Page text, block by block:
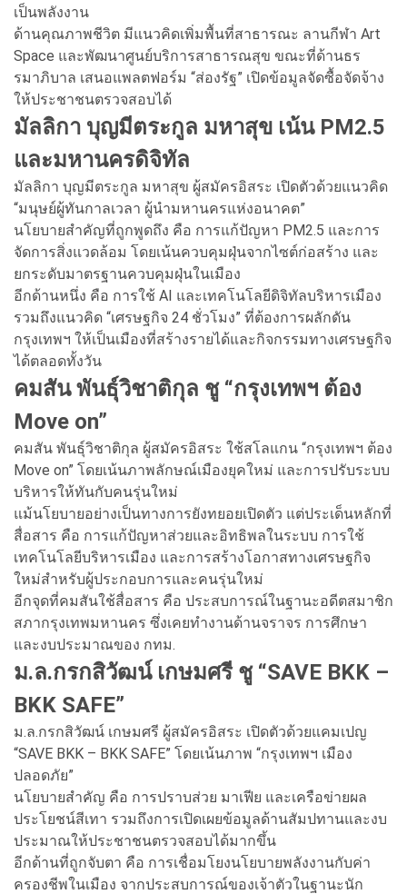
เป็นพลังงาน
ด้านคุณภาพชีวิต มีแนวคิดเพิ่มพื้นที่สาธารณะ ลานกีฬา Art
Space และพัฒนาศูนย์บริการสาธารณสุข ขณะที่ด้านธร
รมาภิบาล เสนอแพลตฟอร์ม “ส่องรัฐ” เปิดข้อมูลจัดซื้อจัดจ้าง
ให้ประชาชนตรวจสอบได้
มัลลิกา บุญมีตระกูล มหาสุข เน้น PM2.5
และมหานครดิจิทัล
มัลลิกา บุญมีตระกูล มหาสุข ผู้สมัครอิสระ เปิดตัวด้วยแนวคิด
“มนุษย์ผู้ทันกาลเวลา ผู้นำมหานครแห่งอนาคต”
นโยบายสำคัญที่ถูกพูดถึง คือ การแก้ปัญหา PM2.5 และการ
จัดการสิ่งแวดล้อม โดยเน้นควบคุมฝุ่นจากไซต์ก่อสร้าง และ
ยกระดับมาตรฐานควบคุมฝุ่นในเมือง
อีกด้านหนึ่ง คือ การใช้ AI และเทคโนโลยีดิจิทัลบริหารเมือง
รวมถึงแนวคิด “เศรษฐกิจ 24 ชั่วโมง” ที่ต้องการผลักดัน
กรุงเทพฯ ให้เป็นเมืองที่สร้างรายได้และกิจกรรมทางเศรษฐกิจ
ได้ตลอดทั้งวัน
คมสัน พันธุ์วิชาติกุล ชู “กรุงเทพฯ ต้อง
Move on”
คมสัน พันธุ์วิชาติกุล ผู้สมัครอิสระ ใช้สโลแกน “กรุงเทพฯ ต้อง
Move on” โดยเน้นภาพลักษณ์เมืองยุคใหม่ และการปรับระบบ
บริหารให้ทันกับคนรุ่นใหม่
แม้นโยบายอย่างเป็นทางการยังทยอยเปิดตัว แต่ประเด็นหลักที่
สื่อสาร คือ การแก้ปัญหาส่วยและอิทธิพลในระบบ การใช้
เทคโนโลยีบริหารเมือง และการสร้างโอกาสทางเศรษฐกิจ
ใหม่สำหรับผู้ประกอบการและคนรุ่นใหม่
อีกจุดที่คมสันใช้สื่อสาร คือ ประสบการณ์ในฐานะอดีตสมาชิก
สภากรุงเทพมหานคร ซึ่งเคยทำงานด้านจราจร การศึกษา
และงบประมาณของ กทม.
ม.ล.กรกสิวัฒน์ เกษมศรี ชู “SAVE BKK –
BKK SAFE”
ม.ล.กรกสิวัฒน์ เกษมศรี ผู้สมัครอิสระ เปิดตัวด้วยแคมเปญ
“SAVE BKK – BKK SAFE” โดยเน้นภาพ “กรุงเทพฯ เมือง
ปลอดภัย”
นโยบายสำคัญ คือ การปราบส่วย มาเฟีย และเครือข่ายผล
ประโยชน์สีเทา รวมถึงการเปิดเผยข้อมูลด้านสัมปทานและงบ
ประมาณให้ประชาชนตรวจสอบได้มากขึ้น
อีกด้านที่ถูกจับตา คือ การเชื่อมโยงนโยบายพลังงานกับค่า
ครองชีพในเมือง จากประสบการณ์ของเจ้าตัวในฐานะนัก